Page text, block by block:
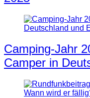
Camping-Jahr
Camper in